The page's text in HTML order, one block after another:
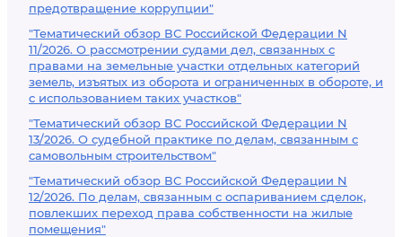
предотвращение коррупции"
"Тематический обзор ВС Российской Федерации N
11/2026. О рассмотрении судами дел, связанных с
правами на земельные участки отдельных категорий
земель, изъятых из оборота и ограниченных в обороте, и
с использованием таких участков"
"Тематический обзор ВС Российской Федерации N
13/2026. О судебной практике по делам, связанным с
самовольным строительством"
"Тематический обзор ВС Российской Федерации N
12/2026. По делам, связанным с оспариванием сделок,
повлекших переход права собственности на жилые
помещения"